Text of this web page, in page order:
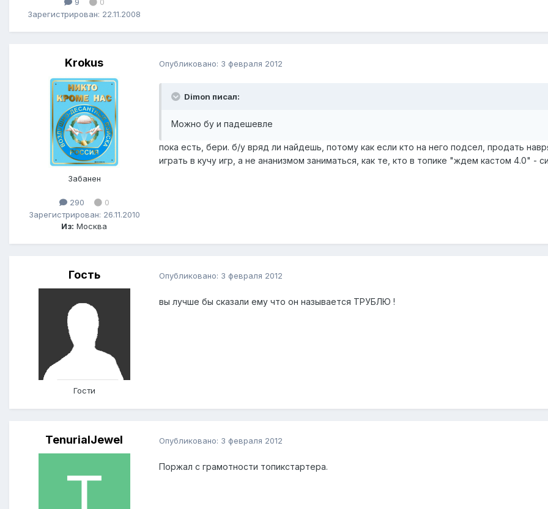
9
0
Зарегистрирован: 22.11.2008
Krokus
Забанен
290
0
Зарегистрирован: 26.11.2010
Из: Москва
Опубликовано: 3 февраля 2012
Dimon писал:
Можно бу и падешевле
пока есть, бери. б/у вряд ли найдешь, потому как если кто на него подсел, продать
играть в кучу игр, а не ананизмом заниматься, как те, кто в топике "ждем кастом 4.0" -
Гость
Гости
Опубликовано: 3 февраля 2012
вы лучше бы сказали ему что он называется ТРУБЛЮ !
TenurialJewel Опубликовано: 3 февраля 2012
Поржал с грамотности топикстартера.